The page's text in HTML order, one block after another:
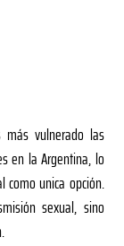
vulnerado las
en la Argentina, lo
como unica opción.
sexual, sino